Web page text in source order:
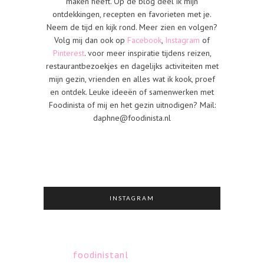
ontdekkingen, recepten en favorieten met je.
Neem de tijd en kijk rond. Meer zien en volgen?
Volg mij dan ook op Facebook, Instagram of
Pinterest. voor meer inspiratie tijdens reizen,
restaurantbezoekjes en dagelijks activiteiten met
mijn gezin, vrienden en alles wat ik kook, proef
en ontdek. Leuke ideeën of samenwerken met
Foodinista of mij en het gezin uitnodigen? Mail:
daphne@foodinista.nl
INSTAGRAM
foodinistanl